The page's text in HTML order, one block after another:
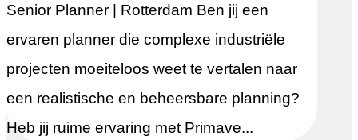
Senior Planner | Rotterdam Ben jij een
ervaren planner die complexe industriële
projecten moeiteloos weet te vertalen naar
een realistische en beheersbare planning?
Heb jij ruime ervaring met Primave...